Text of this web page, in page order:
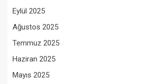
Eylül 2025
Ağustos 2025
Temmuz 2025
Haziran 2025
Mayıs 2025